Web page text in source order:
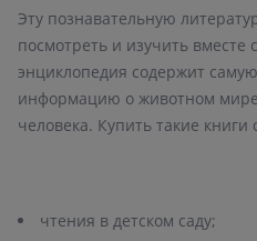
Эту познавательную
посмотреть и изучить вместе
энциклопедия содержит
информацию о животном
человека. Купить такие книги